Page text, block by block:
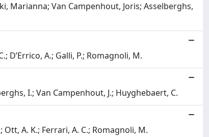
Marianna; Van Campenhout, Joris; Asselberghs,
D’Errico, A.; Galli, P.; Romagnoli, M.
I.; Van Campenhout, J.; Huyghebaert, C.
A. K.; Ferrari, A. C.; Romagnoli, M.